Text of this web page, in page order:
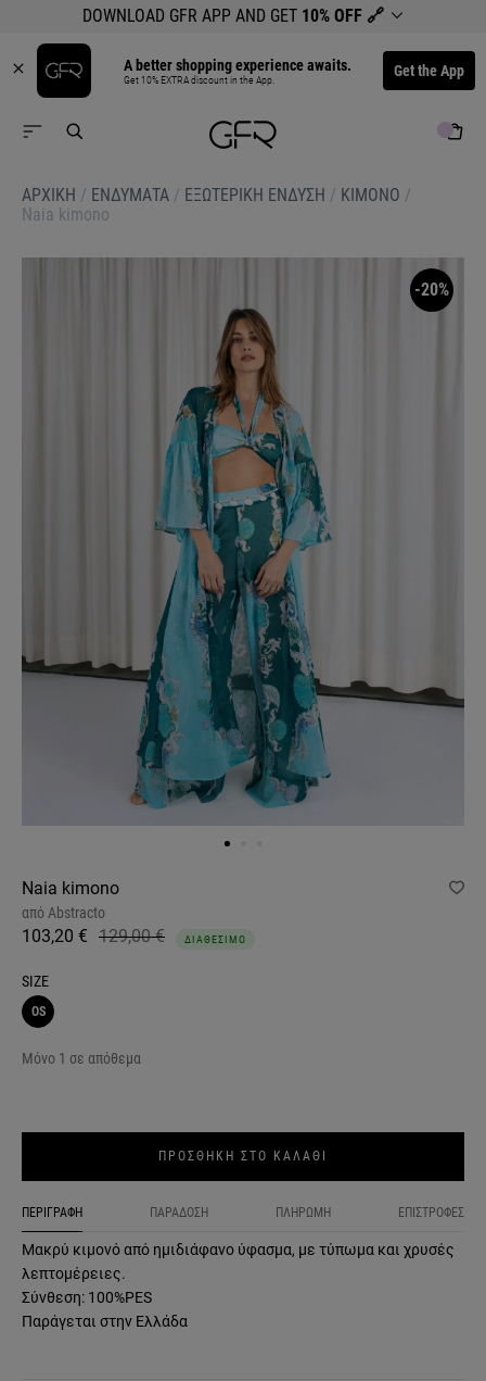
DOWNLOAD GFR APP AND GET 10% OFF 🔗
A better shopping experience awaits.
Get 10% EXTRA discount in the App. Get the App
ΑΡΧΙΚΉ / ΕΝΔΥΜΑΤΑ / ΕΞΩΤΕΡΙΚΗ ΕΝΔΥΣΗ / ΚΙΜΟΝΟ /
Naia kimono
-20%
Naia kimono
από Abstracto
103,20 € 129,00 € ΔΙΑΘΕΣΙΜΟ
SIZE
OS
Μόνο 1 σε απόθεμα
ΠΡΟΣΘΗΚΗ ΣΤΟ ΚΑΛΑΘΙ
ΠΕΡΙΓΡΑΦΗ ΠΑΡΑΔΟΣΗ ΠΛΗΡΩΜΗ ΕΠΙΣΤΡΟΦΕΣ
Μακρύ κιμονό από ημιδιάφανο ύφασμα, με τύπωμα και χρυσές
λεπτομέρειες.
Σύνθεση: 100%PES
Παράγεται στην Ελλάδα